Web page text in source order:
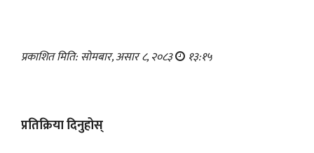
प्रकाशित मिति: सोमबार, असार ८, २०८३ १३:१५
प्रतिक्रिया दिनुहोस्